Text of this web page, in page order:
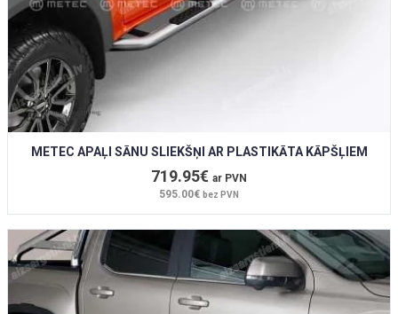
METEC APAĻI SĀNU SLIEKŠŅI AR PLASTIKĀTA KĀPŠĻIEM
719.95€ ar PVN
595.00€ bez PVN